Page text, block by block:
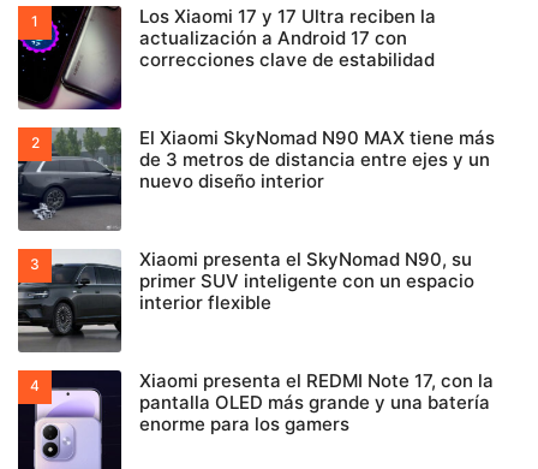
Los Xiaomi 17 y 17 Ultra reciben la
actualización a Android 17 con
correcciones clave de estabilidad
El Xiaomi SkyNomad N90 MAX tiene más
de 3 metros de distancia entre ejes y un
nuevo diseño interior
Xiaomi presenta el SkyNomad N90, su
primer SUV inteligente con un espacio
interior flexible
Xiaomi presenta el REDMI Note 17, con la
pantalla OLED más grande y una batería
enorme para los gamers